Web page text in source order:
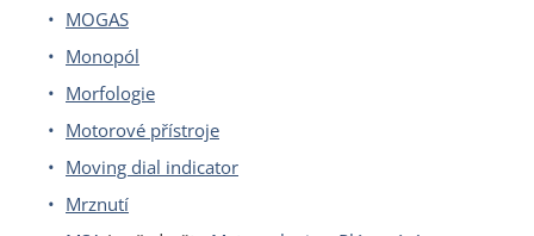
MOGAS
Monopól
Morfologie
Motorové přístroje
Moving dial indicator
Mrznutí